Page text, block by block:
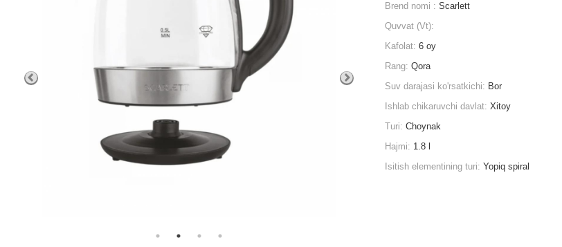
Brend nomi :Scarlett
Quvvat (Vt):
Kafolat:6 oy
Rang:Qora
Suv darajasi ko'rsatkichi: Bor
Ishlab chikaruvchi davlat:Xitoy
Turi:Choynak
Hajmi: 1.8 l
Isitish elementining turi:Yopiq spiral